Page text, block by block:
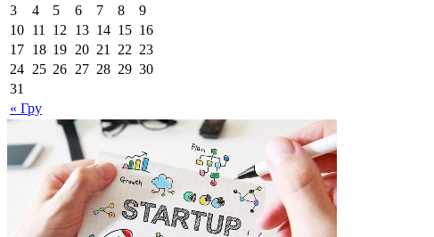
« Гру
3
4 5 6 7 8
9
10 11 12 13 14 15 16
17 18 19 20 21 22 23
24 25 26 27 28 29 30
31